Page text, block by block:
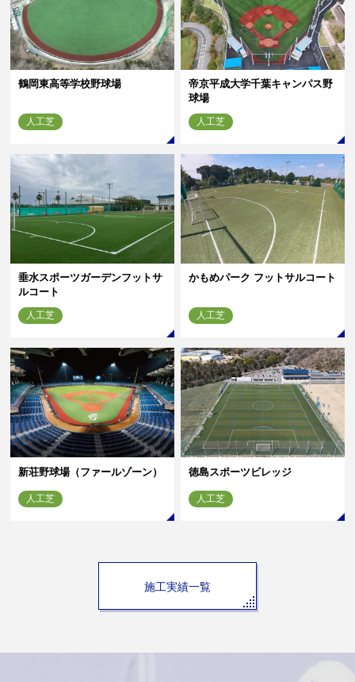
鶴岡東高等学校野球場
人工芝
帝京平成大学千葉キャンパス野
球場
人工芝
垂水スポーツガーデンフットサ
ルコート
人工芝
かもめパーク フットサルコート
人工芝
新荘野球場（ファールゾーン）
人工芝
徳島スポーツビレッジ
人工芝
施工実績一覧